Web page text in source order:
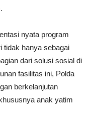
nyata program
tidak hanya sebagai
dari solusi sosial di
fasilitas ini, Polda
berkelanjutan
anak yatim